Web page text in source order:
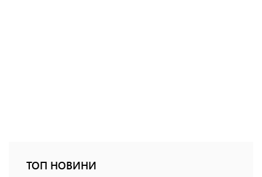
ТОП НОВИНИ